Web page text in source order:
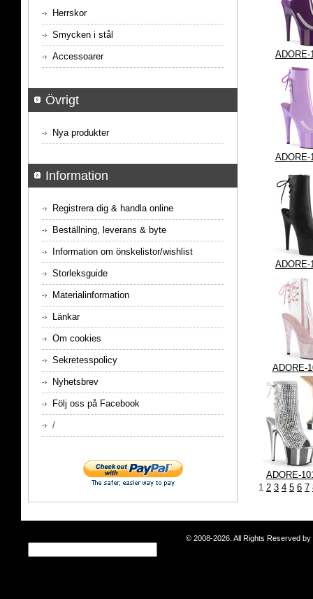
ADORE-
ADORE-
ADORE-
ADORE-
ADORE-
1 2 3 4 5 6 7
Herrskor
Smycken i stål
Accessoarer
Övrigt
Nya produkter
Information
Registrera dig & handla online
Beställning, leverans & byte
Information om önskelistor/wishlist
Storleksguide
Materialinformation
Länkar
Om cookies
Sekretesspolicy
Nyhetsbrev
Följ oss på Facebook
/
© 2008-2026. All Rights Reserved